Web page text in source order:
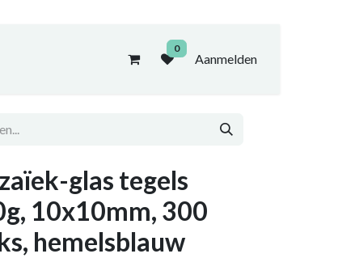
0
Aanmelden
glas tegels
10x10mm, 300
hemelsblauw